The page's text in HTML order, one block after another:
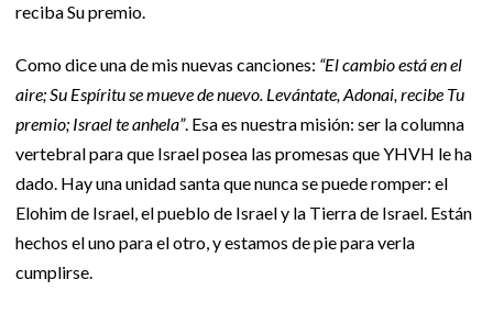
reciba Su premio.
Como dice una de mis nuevas canciones: “El cambio está en el
aire; Su Espíritu se mueve de nuevo. Levántate, Adonai, recibe Tu
premio; Israel te anhela”. Esa es nuestra misión: ser la columna
vertebral para que Israel posea las promesas que YHVH le ha
dado. Hay una unidad santa que nunca se puede romper: el
Elohim de Israel, el pueblo de Israel y la Tierra de Israel. Están
hechos el uno para el otro, y estamos de pie para verla
cumplirse.